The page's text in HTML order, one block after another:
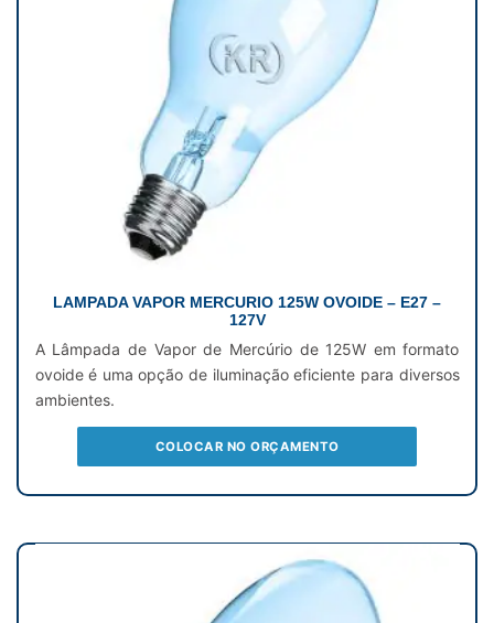
LAMPADA VAPOR MERCURIO 125W OVOIDE – E27 –
127V
A Lâmpada de Vapor de Mercúrio de 125W em formato
ovoide é uma opção de iluminação eficiente para diversos
ambientes.
COLOCAR NO ORÇAMENTO